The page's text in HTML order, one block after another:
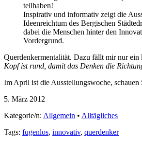
teilhaben!
Inspirativ und informativ zeigt die
Ideenreichtum des Bergischen
dabei die Menschen hinter den
Vordergrund.
Querdenkermentalität. Dazu fällt mir nur ein
Kopf ist rund, damit das Denken die
Im April ist die Ausstellungswoche, schauen
5. März 2012
Kategorie/n: Allgemein • Alltägliches
Tags: fugenlos, innovativ, querdenker